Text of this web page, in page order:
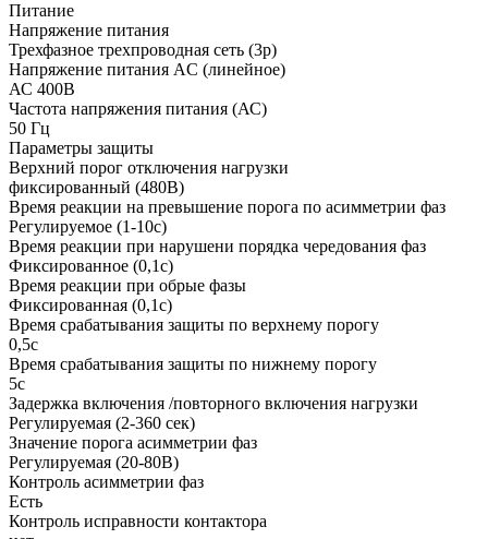
Питание
Напряжение питания
Трехфазное трехпроводная сеть (3p)
Напряжение питания AC (линейное)
АС 400В
Частота напряжения питания (АС)
50 Гц
Параметры защиты
Верхний порог отключения нагрузки
фиксированный (480В)
Время реакции на превышение порога по асимметрии фаз
Регулируемое (1-10с)
Время реакции при нарушени порядка чередования фаз
Фиксированное (0,1с)
Время реакции при обрые фазы
Фиксированная (0,1с)
Время срабатывания защиты по верхнему порогу
0,5с
Время срабатывания защиты по нижнему порогу
5с
Задержка включения /повторного включения нагрузки
Регулируемая (2-360 сек)
Значение порога асимметрии фаз
Регулируемая (20-80В)
Контроль асимметрии фаз
Есть
Контроль исправности контактора